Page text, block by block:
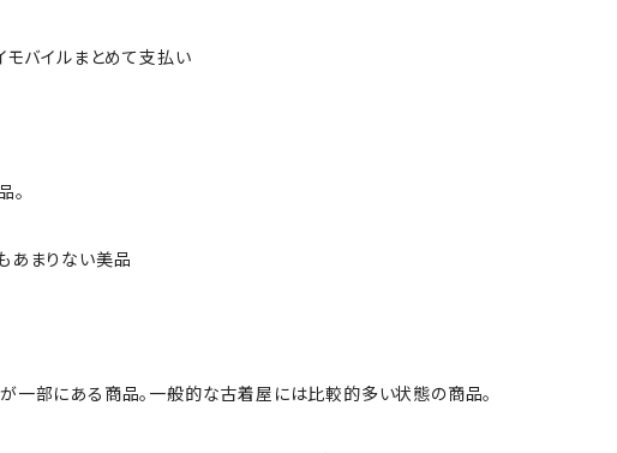
モバイルまとめて支払い
。
あまりない美品
一部にある商品。一般的な古着屋には比較的多い状態の商品。